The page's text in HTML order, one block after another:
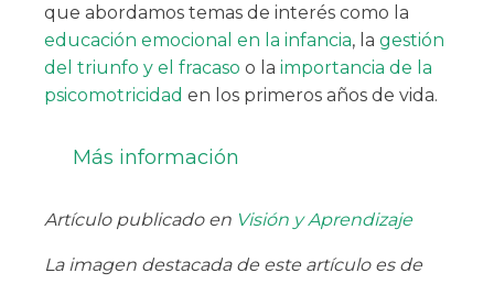
que abordamos temas de interés como la
educación emocional en la infancia, la gestión
del triunfo y el fracaso o la importancia de la
psicomotricidad en los primeros años de vida.
Más información
Artículo publicado en Visión y Aprendizaje
La imagen destacada de este artículo es de